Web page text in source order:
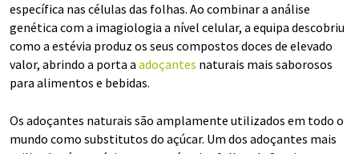
específica nas células das folhas. Ao combinar a análise
genética com a imagiologia a nível celular, a equipa descobriu
como a estévia produz os seus compostos doces de elevado
valor, abrindo a porta a adoçantes naturais mais saborosos
para alimentos e bebidas.
Os adoçantes naturais são amplamente utilizados em todo o
mundo como substitutos do açúcar. Um dos adoçantes mais